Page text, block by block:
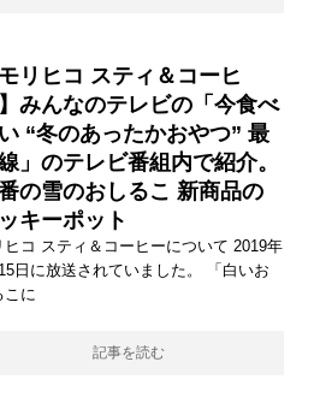
モリヒコ スティ＆コーヒ
みんなのテレビの「今食べ
“冬のあったかおやつ” 最
」のテレビ番組内で紹介。
の雪のおしるこ 新商品の
キーポット
ヒコ スティ＆コーヒーについて 2019年
日に放送されていました。 「白いお
こに
記事を読む